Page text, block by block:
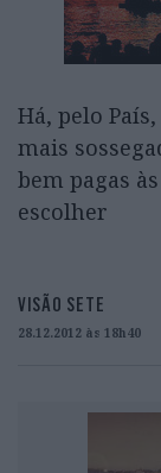
Há, pelo
mais
bem pagas
escolher
VISÃO SETE
28.12.2012 às 18h40